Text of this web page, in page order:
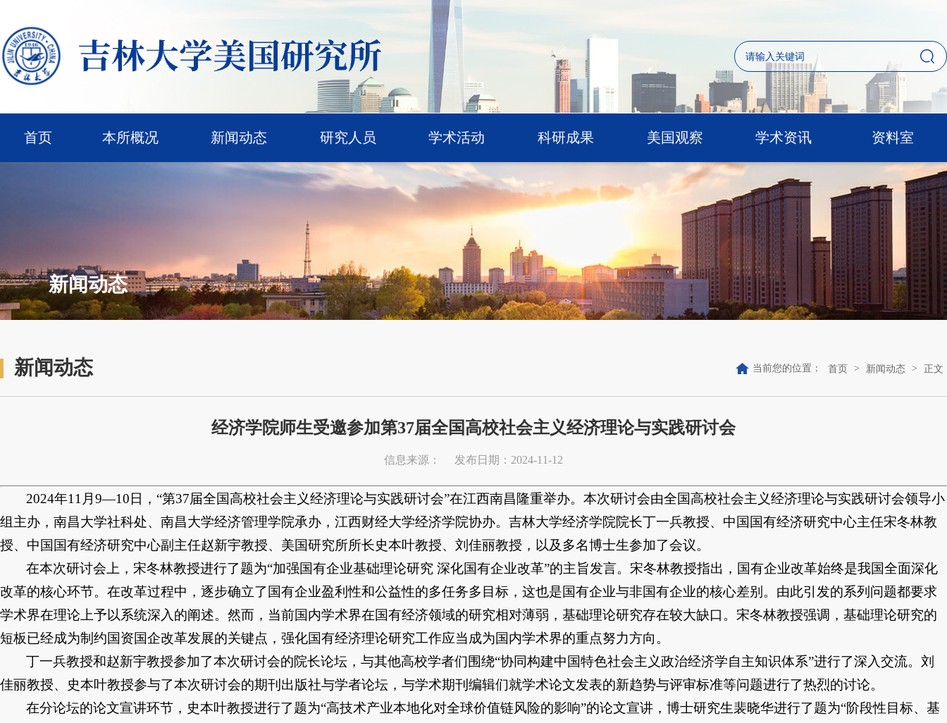
首页 本所概况 新闻动态 研究人员 学术活动 科研成果 美国观察 学术资讯 资料室
新闻动态
新闻动态 当前您的位置： 首页 > 新闻动态 > 正文
经济学院师生受邀参加第37届全国高校社会主义经济理论与实践研讨会
信息来源： 发布日期：2024-11-12
2024年11月9—10日，“第37届全国高校社会主义经济理论与实践研讨会”在江西南昌隆重举办。本次研讨会由全国高校社会主义经济理论与实践研讨会领导小
组主办，南昌大学社科处、南昌大学经济管理学院承办，江西财经大学经济学院协办。吉林大学经济学院院长丁一兵教授、中国国有经济研究中心主任宋冬林教
授、中国国有经济研究中心副主任赵新宇教授、美国研究所所长史本叶教授、刘佳丽教授，以及多名博士生参加了会议。
在本次研讨会上，宋冬林教授进行了题为“加强国有企业基础理论研究 深化国有企业改革”的主旨发言。宋冬林教授指出，国有企业改革始终是我国全面深化
改革的核心环节。在改革过程中，逐步确立了国有企业盈利性和公益性的多任务多目标，这也是国有企业与非国有企业的核心差别。由此引发的系列问题都要求
学术界在理论上予以系统深入的阐述。然而，当前国内学术界在国有经济领域的研究相对薄弱，基础理论研究存在较大缺口。宋冬林教授强调，基础理论研究的
短板已经成为制约国资国企改革发展的关键点，强化国有经济理论研究工作应当成为国内学术界的重点努力方向。
丁一兵教授和赵新宇教授参加了本次研讨会的院长论坛，与其他高校学者们围绕“协同构建中国特色社会主义政治经济学自主知识体系”进行了深入交流。刘
佳丽教授、史本叶教授参与了本次研讨会的期刊出版社与学者论坛，与学术期刊编辑们就学术论文发表的新趋势与评审标准等问题进行了热烈的讨论。
在分论坛的论文宣讲环节，史本叶教授进行了题为“高技术产业本地化对全球价值链风险的影响”的论文宣讲，博士研究生裴晓华进行了题为“阶段性目标、基